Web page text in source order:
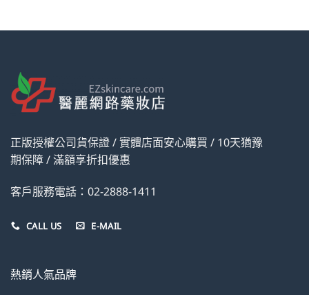
正版授權公司貨保證 / 實體店面安心購買 / 10天猶豫
期保障 / 滿額享折扣優惠
客戶服務電話：02-2888-1411
CALL US E-MAIL
熱銷人氣品牌